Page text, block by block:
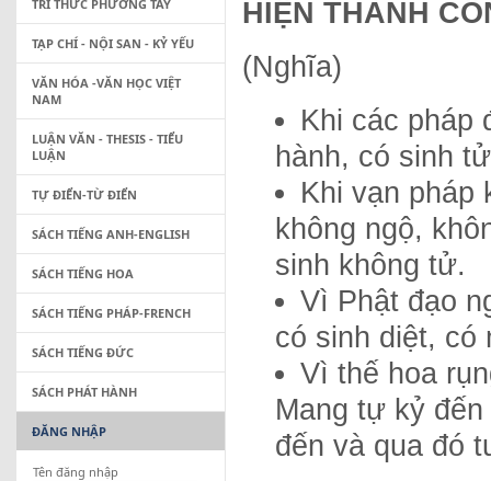
HIỆN THÀNH
(Nghĩa)
Khi các pháp
hành, có sinh
Khi vạn pháp
không ngộ,
sinh không tử.
Vì Phật đạo
có sinh diệt, có
Vì thế hoa
Mang tự kỷ
đến và qua đó
TRI THỨC PHƯƠNG TÂY
TẠP CHÍ - NỘI SAN - KỶ YẾU
VĂN HÓA -VĂN HỌC VIỆT
NAM
LUẬN VĂN - THESIS - TIỂU
LUẬN
TỰ ĐIỂN-TỪ ĐIỂN
SÁCH TIẾNG ANH-ENGLISH
SÁCH TIẾNG HOA
SÁCH TIẾNG PHÁP-FRENCH
SÁCH TIẾNG ĐỨC
SÁCH PHÁT HÀNH
ĐĂNG NHẬP
Tên đăng nhập